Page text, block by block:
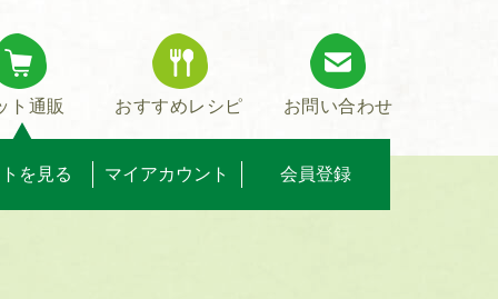
ト通販
を見る マイアカウント 会員登録
おすすめレシピ お問い合わせ